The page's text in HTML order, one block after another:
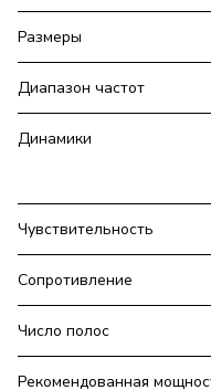
Размеры
Диапазон частот
Динамики
Чувствительность
Сопротивление
Число полос
Рекомендованная